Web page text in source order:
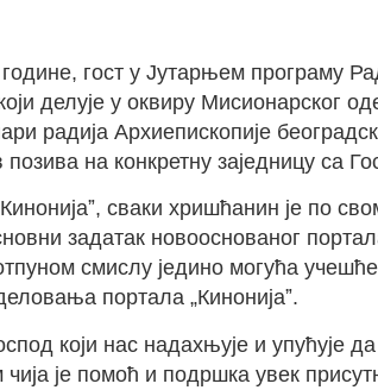
гост у Јутарњем програму
делује у оквиру Мисионарског
радија Архиепископије
на конкретну заједницу са
сваки хришћанин је по
задатак новооснованог
смислу једино могућа
портала „Кинонијаˮ.
који нас надахњује и
чија је помоћ и подршка увек